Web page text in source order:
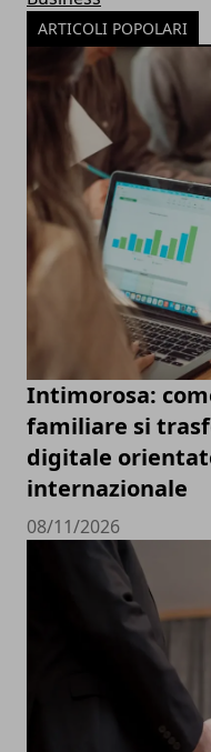
ARTICOLI POPOLARI
Intimorosa:
familiare si
digitale
internazionale
08/11/2026